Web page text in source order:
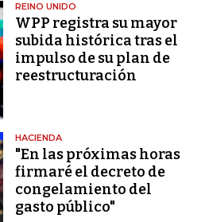
REINO UNIDO
WPP registra su mayor
subida histórica tras el
impulso de su plan de
reestructuración
HACIENDA
"En las próximas horas
firmaré el decreto de
congelamiento del
gasto público"